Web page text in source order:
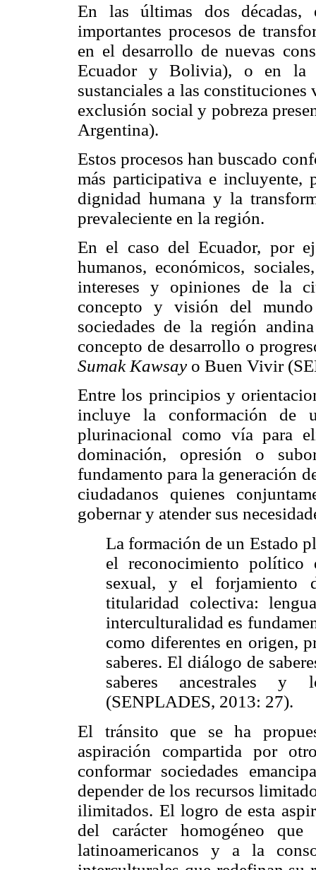
En las últimas dos
importantes procesos de
en el desarrollo de nuevas
Ecuador y Bolivia), o en la
sustanciales a las
exclusión social y pobreza
Argentina).
Estos procesos han buscado
más participativa e incluyente,
dignidad humana y la
prevaleciente en la región.
En el caso del Ecuador, por
humanos, económicos,
intereses y opiniones de la
concepto y visión del
sociedades de la región
concepto de desarrollo o
Sumak Kawsay o Buen Vivir
Entre los principios y
incluye la conformación de
plurinacional como vía para
dominación, opresión o
fundamento para la generación
ciudadanos quienes
gobernar y atender sus
La formación de un Estado
el reconocimiento
sexual, y el forjamiento
titularidad colectiva:
interculturalidad es
como diferentes en origen,
saberes. El diálogo de
saberes ancestrales y
(SENPLADES, 2013: 27).
El tránsito que se ha
aspiración compartida por
conformar sociedades
depender de los recursos
ilimitados. El logro de esta
del carácter homogéneo
latinoamericanos y a la